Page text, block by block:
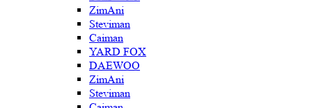
ZimAni
Steviman
Caiman
YARD FOX
DAEWOO
ZimAni
Steviman